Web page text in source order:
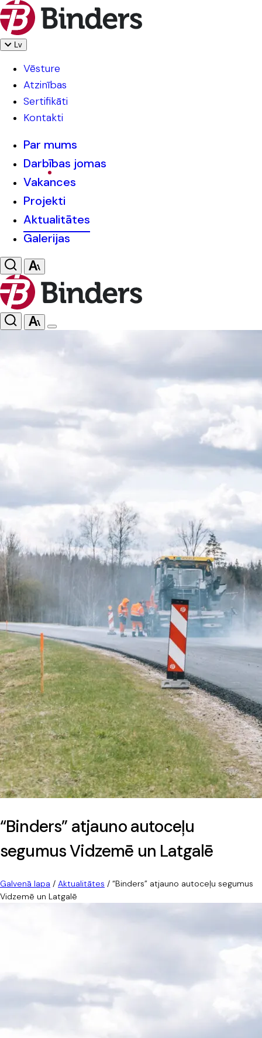
Lv
Vēsture
Atzinības
Sertifikāti
Kontakti
Par mums
Darbības jomas
Vakances
Projekti
Aktualitātes
Galerijas
“Binders” atjauno autoceļu
segumus Vidzemē un Latgalē
Galvenā lapa / Aktualitātes / “Binders” atjauno autoceļu segumus
Vidzemē un Latgalē